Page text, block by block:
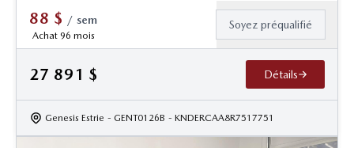
88 $ / sem
Achat 96 mois
Soyez préqualifié
27 891 $ Détails
Genesis Estrie - GENT0126B - KNDERCAA8R7517751